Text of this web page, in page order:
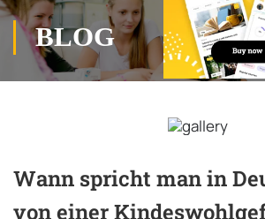
BLOG
Wann spricht man in
von einer